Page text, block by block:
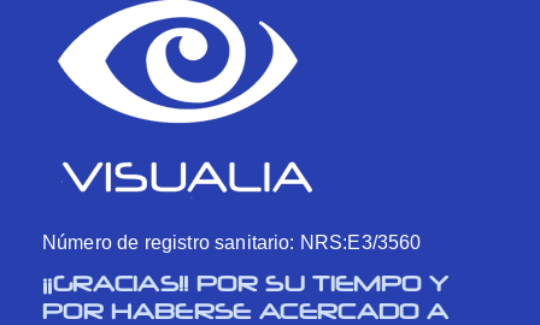
Número de registro sanitario: NRS:E3/3560
¡¡GRACIAS!! POR SU TIEMPO Y
POR HABERSE ACERCADO A